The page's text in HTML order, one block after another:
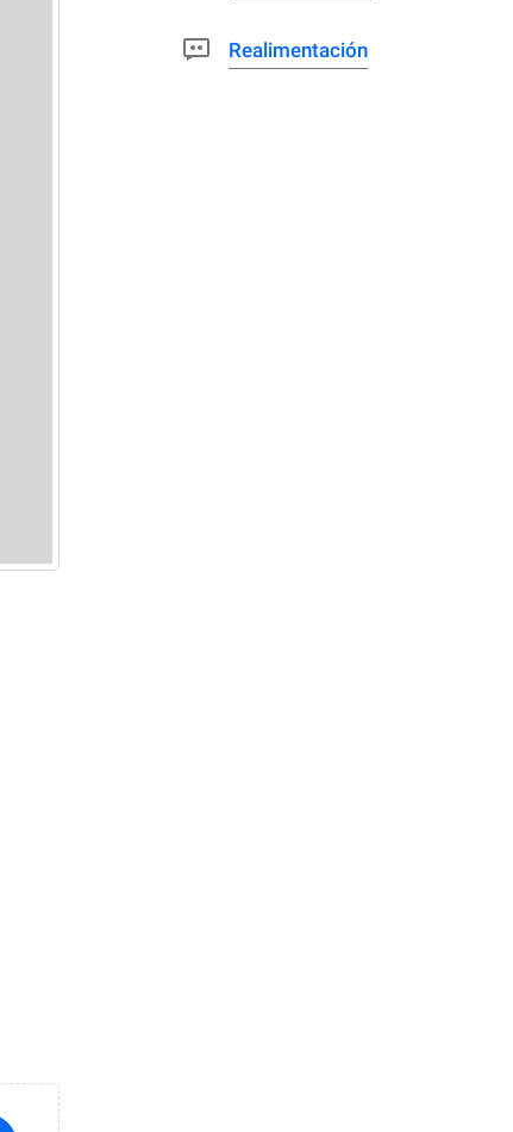
Realimentación